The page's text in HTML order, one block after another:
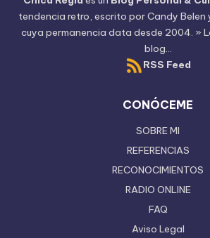
tendencia retro, escrito porCandy Belen
cuya permanencia data desde 2004. »
blog...
RSS Feed
CONÓCEME
SOBRE MI
REFERENCIAS
RECONOCIMIENTOS
RADIO ONLINE
FAQ
Aviso Legal